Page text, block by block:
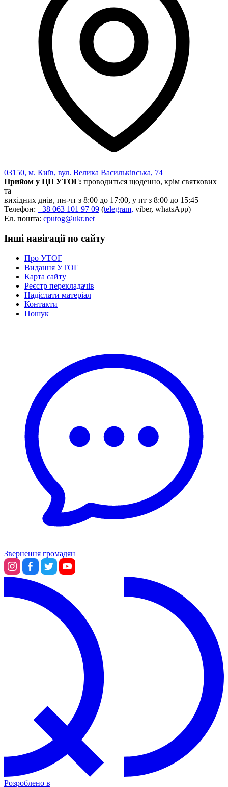
Новини про жестову мову
Ресурс для вивчення жестових мов різних країн
ЦУЖМ
Проєкт "Жестова мова для поліцейських"
Про шахрайські схеми
ВІКТОРИНА
На допомогу військовим
Медична термінологія жестовою мовою
Статут УТОГ
Нормативна база УТОГ
Конвенція ООН
Законодавство
03150, м. Київ, вул. Велика Васильківська, 74
Прийом у ЦП УТОГ: проводиться щоденно, крім святкових
та
вихідних днів, пн-чт з 8:00 до 17:00, у пт з 8:00 до 15:45
Телефон: +38 063 101 97 09 (telegram, viber, whatsApp)
Ел. пошта: cputog@ukr.net
Інші навігації по сайту
Про УТОГ
Видання УТОГ
Карта сайту
Реєстр перекладачів
Надіслати матеріал
Контакти
Пошук
Звернення громадян
Розроблено в